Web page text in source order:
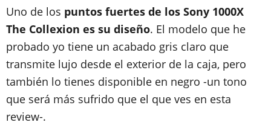
Uno de los puntos fuertes de los Sony 1000X
The Collexion es su diseño. El modelo que he
probado yo tiene un acabado gris claro que
transmite lujo desde el exterior de la caja, pero
también lo tienes disponible en negro -un tono
que será más sufrido que el que ves en esta
review-.